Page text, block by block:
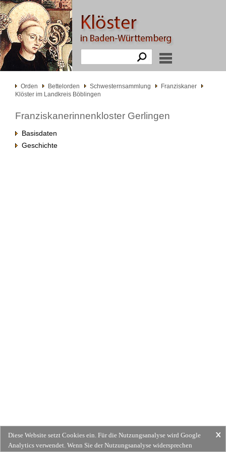
Orden Bettelorden Schwesternsammlung
Franziskaner
Klöster im Landkreis Böblingen
Franziskanerinnenkloster Gerlingen
Basisdaten
Geschichte
Diese Website setzt Cookies ein. Für die Nutzungsanalyse wird Google
Analytics verwendet. Wenn Sie der Nutzungsanalyse widersprechen